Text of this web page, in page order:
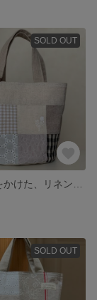
SOLD OUT
SOLD OUT